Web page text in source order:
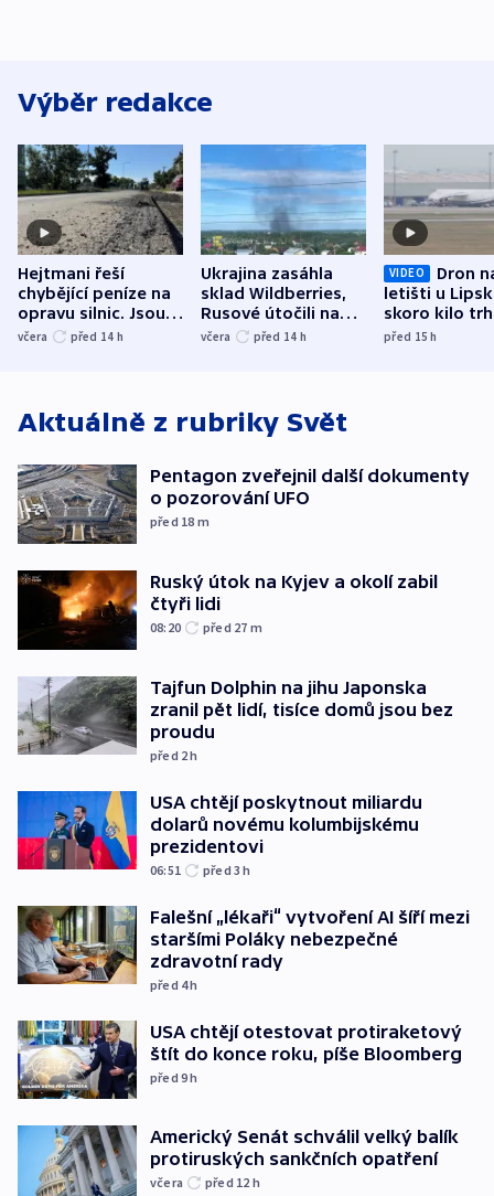
Výběr redakce
Hejtmani řeší
chybějící peníze na
opravu silnic. Jsou
nenárokové, namítá
včera před 14 h
Ukrajina zasáhla
sklad Wildberries,
Rusové útočili na
trh, hasiče či
včera před 14 h
VIDEO
Dron
letišti u
skoro kilo
indicie
před 15h
Aktuálně z rubriky Svět
Pentagon zveřejnil další dokumenty
o pozorování UFO
před 18 m
Ruský útok na Kyjev a okolí zabil
čtyři lidi
08:20 před 27 m
Tajfun Dolphin na jihu Japonska
zranil pět lidí, tisíce domů jsou bez
proudu
před 2h
USA chtějí poskytnout miliardu
dolarů novému kolumbijskému
prezidentovi
06:51 před 3h
Falešní „lékaři“ vytvoření AI šíří mezi
staršími Poláky nebezpečné
zdravotní rady
před 4h
USA chtějí otestovat protiraketový
štít do konce roku, píše Bloomberg
před 9h
Americký Senát schválil velký balík
protiruských sankčních opatření
včera před 12 h